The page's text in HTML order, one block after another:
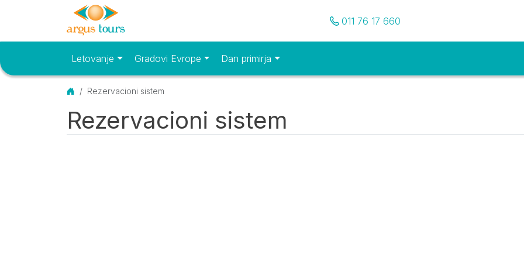
Pozovite nas
011 76 17 660
Osnovni meniLetovanje Gradovi Evrope Dan primirja
Početna
Rezervacioni sistem
Rezervacioni sistem